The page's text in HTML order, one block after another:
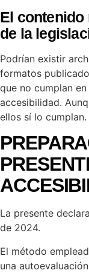
El contenido
de la
Podrían existir
formatos
que no cumplan
accesibilidad.
ellos sí lo cumplan.
La presente
de 2024.
El método
una